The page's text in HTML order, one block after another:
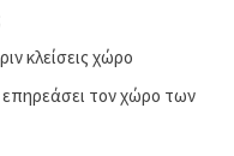
κλείσεις χώρο
τον χώρο των